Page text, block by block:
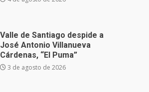
Hombre pierde la vida en
tabiquera
31 de julio de 2026